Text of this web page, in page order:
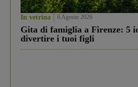
In vetrina 6 Agosto 2026
Gita di famiglia a Firenze: 5
divertire i tuoi figli